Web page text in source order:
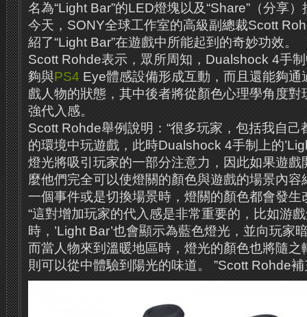
名為“Light Bar”的LED燈塊以及“Share”（分享
今天，SONY全球工作室的高級副總裁Scott
紹了“Light Bar”在遊戲中所能起到的奇妙功效。
Scott Rohde表示，眾所周知，Dualshock 4手制
夠與PS4 Eye體感設備形成互動，而且還能夠通
戲人物的狀態，其中後者將從顏色心理學角度
強代入感。
Scott Rohde舉例說明：“很多玩家，包括我自己
的環境中玩遊戲，此時Dualshock 4手制上的
燈光將吸引玩家的一部分注意力，因此如果遊戲
麼他們完全可以使燈關的顏色與遊戲的場景內
一個事件或是切換場景時，燈關的顏色都會發生
“這對增加玩家的代入感是非常重要的，比如游
時，’Light Bar’也會顯示為藍色燈光，並向玩家
而當人物來到溫暖地區時，燈光的顏色也將隨之
則可以從中體驗到陽光的味道。 ”Scott Rohde